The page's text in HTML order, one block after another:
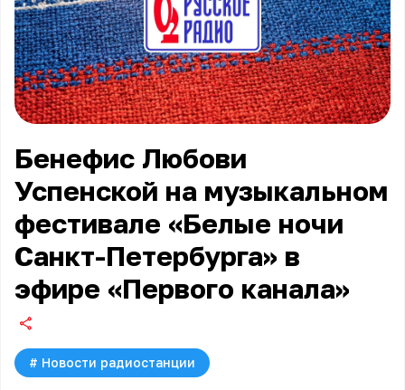
Бенефис Любови
Успенской на музыкальном
фестивале «Белые ночи
Санкт-Петербурга» в
эфире «Первого канала»
# Новости радиостанции